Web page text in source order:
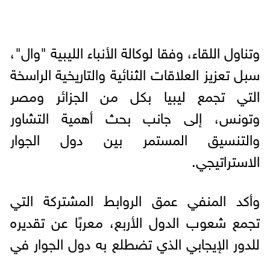
وتناول اللقاء، وفقا لوكالة الأنباء الليبية "وال"،
سبل تعزيز العلاقات الثنائية والتاريخية الراسخة
التي تجمع ليبيا بكل من الجزائر ومصر
وتونس، إلى جانب بحث أهمية التشاور
والتنسيق المستمر بين دول الجوار
الاستراتيجي.
وأكد المنفي عمق الروابط المشتركة التي
تجمع شعوب الدول الأربع، معربًا عن تقديره
للدور الإيجابي الذي تضطلع به دول الجوار في